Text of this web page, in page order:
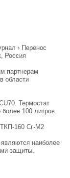
› Перенос
Россия
партнерам
области
Термостат
100 литров.
160 Сг-М2
наиболее
защиты.